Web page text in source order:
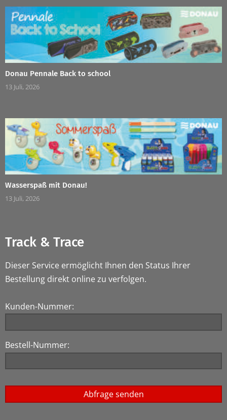
Donau Pennale Back to school
13 Juli, 2026
Wasserspaß mit Donau!
13 Juli, 2026
Track & Trace
Dieser Service ermöglicht Ihnen den Status Ihrer
Bestellung direkt online zu verfolgen.
Kunden-Nummer:
Bestell-Nummer: